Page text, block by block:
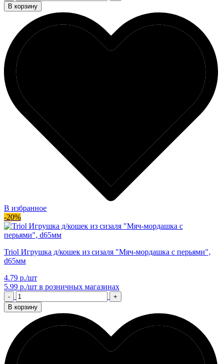
В корзину
В избранное
-20%
Triol Игрушка д/кошек из сизаля "Мяч-мордашка с перьями",
d65мм
4.79 р./шт
5.99 р./шт в розничных магазинах
-
+
В корзину